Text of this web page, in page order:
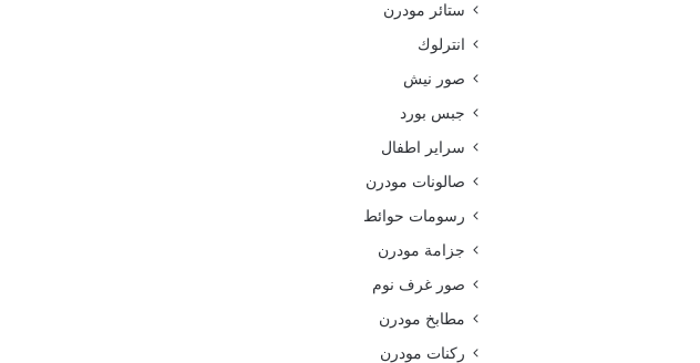
ستائر مودرن
انترلوك
صور نيش
جبس بورد
سراير اطفال
صالونات مودرن
رسومات حوائط
جزامة مودرن
صور غرف نوم
مطابخ مودرن
ركنات مودرن